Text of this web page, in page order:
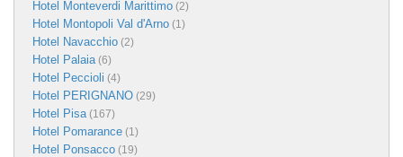
Hotel Monteverdi Marittimo (2)
Hotel Montopoli Val d'Arno (1)
Hotel Navacchio (2)
Hotel Palaia(6)
Hotel Peccioli (4)
Hotel PERIGNANO (29)
Hotel Pisa(167)
Hotel Pomarance (1)
Hotel Ponsacco (19)